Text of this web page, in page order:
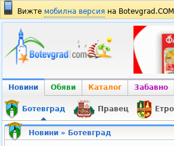
Вижте мобилна версия на Botevgrad.COM
Новини Обяви Каталог Забавно
Ботевград Правец
Новини» Ботевград